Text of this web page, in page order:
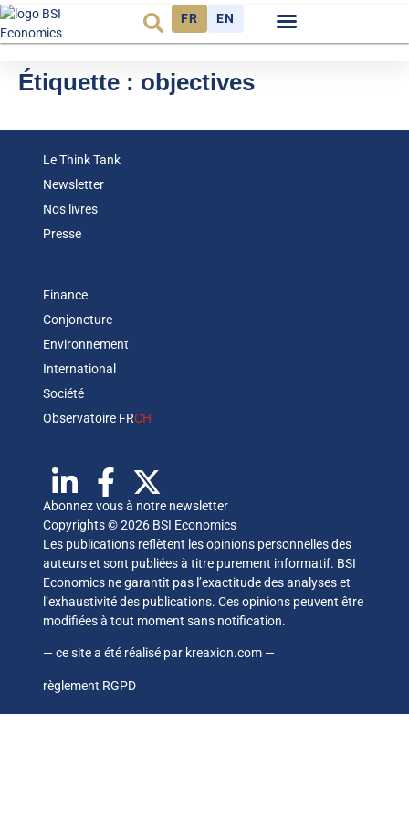
FR EN
Étiquette : objectives
Le Think Tank
Newsletter
Nos livres
Presse
Finance
Conjoncture
Environnement
International
Société
Observatoire FRCH
Abonnez vous à notre newsletter
Copyrights © 2026 BSI Economics
Les publications reflètent les opinions personnelles des
auteurs et sont publiées à titre purement informatif. BSI
Economics ne garantit pas l’exactitude des analyses et
l’exhaustivité des publications. Ces opinions peuvent être
modifiées à tout moment sans notification.
— ce site a été réalisé par kreaxion.com —
règlement RGPD